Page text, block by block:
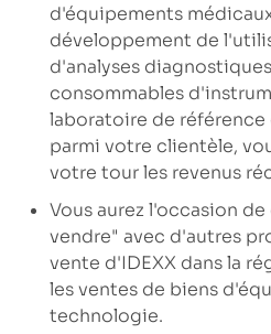
d'équipements
développement de
d'analyses
consommables
laboratoire de référence
parmi votre clientèle,
votre tour les revenus
Vous aurez l'occasion
vendre" avec d'autres
vente d'IDEXX dans la
les ventes de biens
technologie.